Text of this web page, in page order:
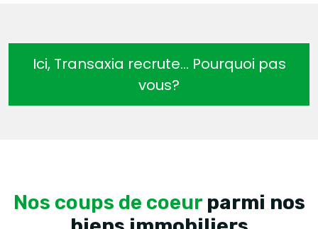
Ici, Transaxia recrute… Pourquoi pas
vous?
Nos coups de coeur parmi nos